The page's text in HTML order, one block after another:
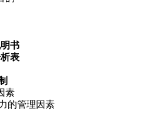
书
表
素
的管理因素